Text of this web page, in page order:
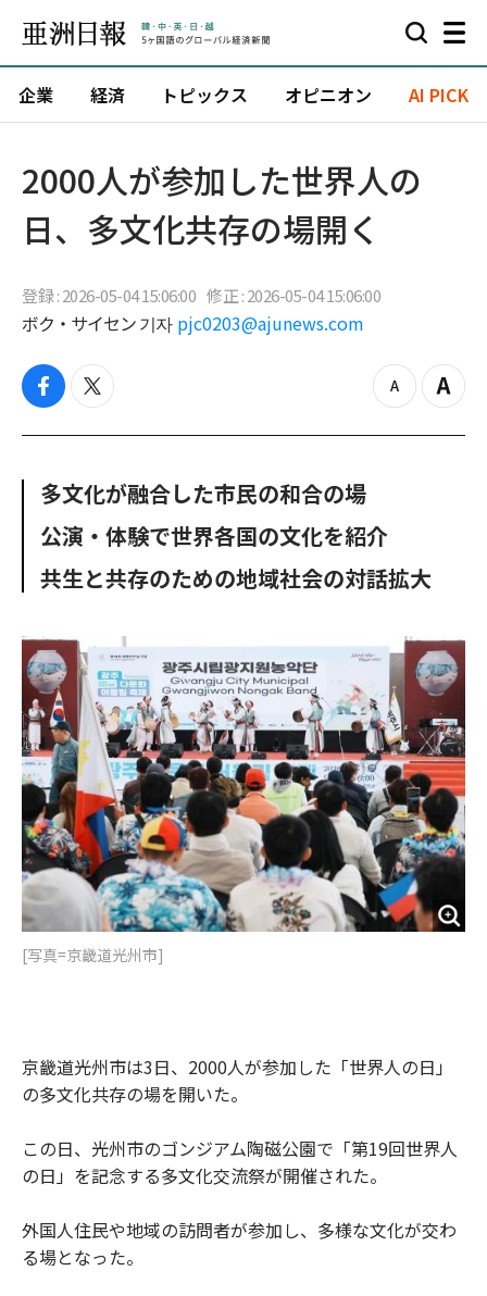
企業 経済 トピックス オピニオン AI PICK
2000人が参加した世界人の
日、多文化共存の場開く
登録 : 2026-05-04 15:06:00 修正 : 2026-05-04 15:06:00
ボク・サイセン 기자 pjc0203@ajunews.com
f
c
b
o
k
t
i
e
z
o
Z
o
多文化が融合した市民の和合の場
公演・体験で世界各国の文化を紹介
共生と共存のための地域社会の対話拡大
[写真=京畿道光州市]
京畿道光州市は3日、2000人が参加した「世界人の日」
の多文化共存の場を開いた。
この日、光州市のゴンジアム陶磁公園で「第19回世界人
の日」を記念する多文化交流祭が開催された。
外国人住民や地域の訪問者が参加し、多様な文化が交わ
る場となった。